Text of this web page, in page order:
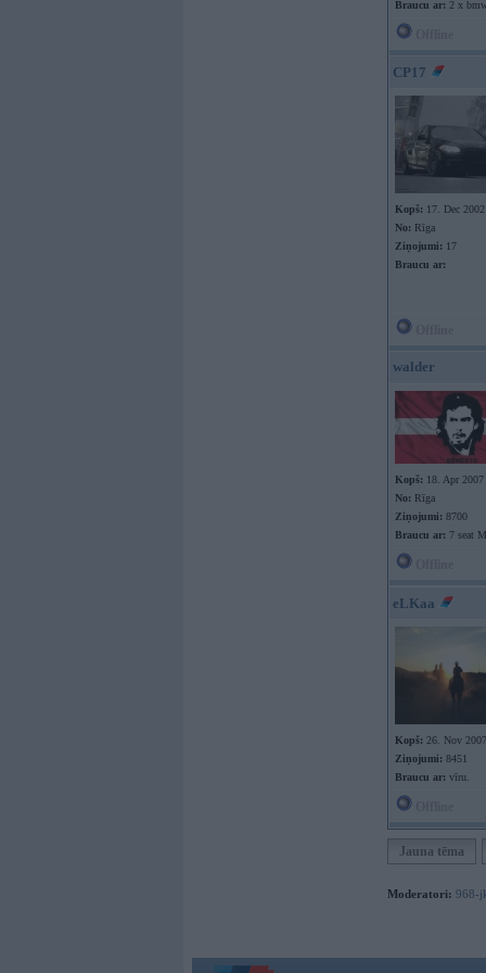
Braucu ar: 2 x
CP17
Kopš: 17. Dec 2002
No: Rīga
Ziņojumi: 17
Braucu ar:
walder
Kopš: 18. Apr 2007
No: Rīga
Ziņojumi: 8700
Braucu ar: 7 seat
eLKaa
Kopš: 26. Nov 2007
Ziņojumi: 8451
Braucu ar: vīru.
Jauna tēma
Moderatori: 968-